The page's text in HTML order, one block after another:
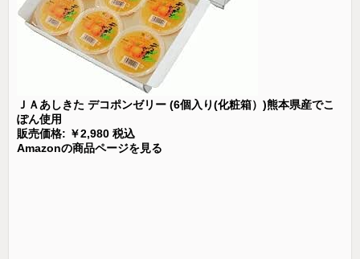
ＪＡあしきた デコポンゼリー (6個入り(化粧箱）)熊本県産でこ
ぽん使用
販売価格: ￥2,980 税込
Amazonの商品ページを見る